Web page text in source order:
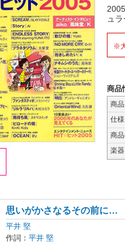
ュ
※
商品
商
仕様
商
楽器
思いがかさなるその前に…
平井 堅
作詞： 平井 堅